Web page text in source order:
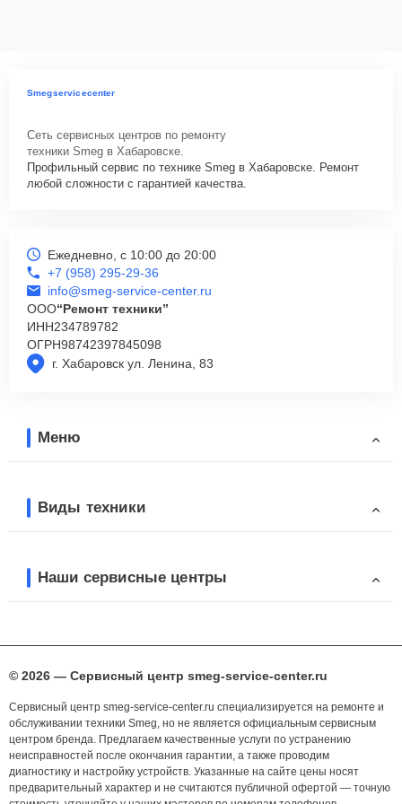
Для запуска процесса ремонта варочной панели Smeg PGF75F-4
проконсультируют по всем необходимым вопросам, запишут на
диагностику, подскажут с вариантами курьерской доставки или
оформят выезд мастера в удобное время и место.
Smegservicecenter
Сеть сервисных центров по ремонту
техники Smeg в Хабаровске.
Профильный сервис по технике Smeg в Хабаровске. Ремонт
любой сложности с гарантией качества.
г. Хабаровск ул. Ленина, 83
Ежедневно, с 10:00 до 20:00
+7 (958) 295-29-36
info@smeg-service-center.ru
ООО“Ремонт техники”
ИНН234789782
ОГРН98742397845098
Меню
Виды техники
Наши сервисные центры
© 2026 — Сервисный центр smeg-service-center.ru
Сервисный центр smeg-service-center.ru специализируется на ремонте и
обслуживании техники Smeg, но не является официальным сервисным
центром бренда. Предлагаем качественные услуги по устранению
неисправностей после окончания гарантии, а также проводим
диагностику и настройку устройств. Указанные на сайте цены носят
предварительный характер и не считаются публичной офертой — точную